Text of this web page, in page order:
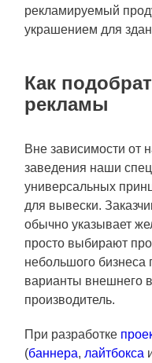
рекламируемый
украшением для
Как
рекламы
Вне зависимости от
заведения наши
универсальных
для вывески.
обычно указывает
просто выбирают
небольшого бизнеса
варианты внешнего
производитель.
При разработке
(баннера, лайтбокса